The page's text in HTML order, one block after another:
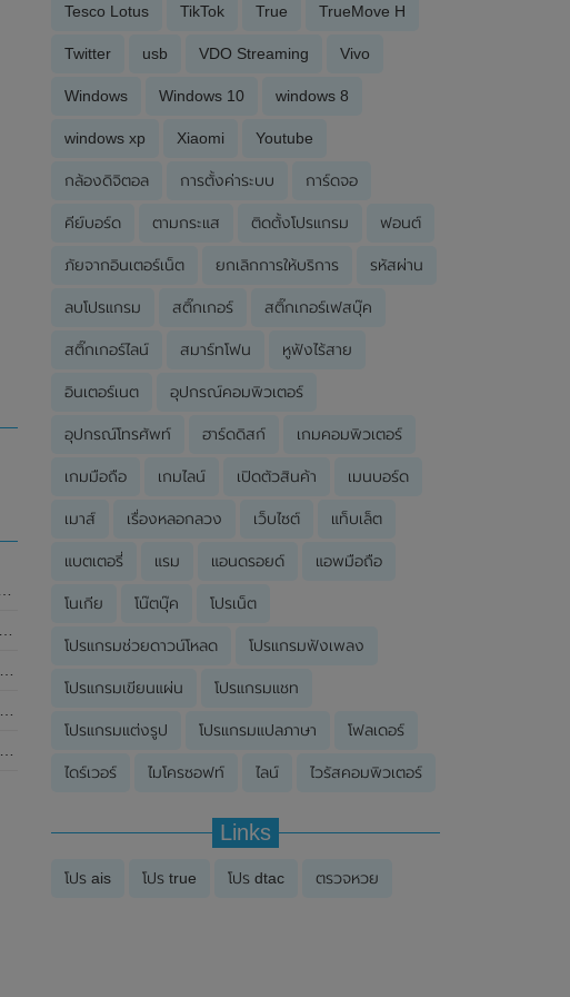
Tesco Lotus TikTok True TrueMove H
Twitter usb VDO Streaming Vivo
Windows Windows 10 windows 8
windows xp Xiaomi Youtube
กล้องดิจิตอล การตั้งค่าระบบ การ์ดจอ
คีย์บอร์ด ตามกระแส ติดตั้งโปรแกรม ฟอนต์
ภัยจากอินเตอร์เน็ต ยกเลิกการให้บริการ รหัสผ่าน
ลบโปรแกรม สติ๊กเกอร์ สติ๊กเกอร์เฟสบุ๊ค
สติ๊กเกอร์ไลน์ สมาร์ทโฟน หูฟังไร้สาย
อินเตอร์เนต อุปกรณ์คอมพิวเตอร์
อุปกรณ์โทรศัพท์ ฮาร์ดดิสก์ เกมคอมพิวเตอร์
เกมมือถือ เกมไลน์ เปิดตัวสินค้า เมนบอร์ด
เมาส์ เรื่องหลอกลวง เว็บไซต์ แท็บเล็ต
แบตเตอรี่ แรม แอนดรอยด์ แอพมือถือ
โนเกีย โน๊ตบุ๊ค โปรเน็ต
โปรแกรมช่วยดาวน์โหลด โปรแกรมฟังเพลง
โปรแกรมเขียนแผ่น โปรแกรมแชท
โปรแกรมแต่งรูป โปรแกรมแปลภาษา โฟลเดอร์
ไดร์เวอร์ ไมโครซอฟท์ ไลน์ ไวรัสคอมพิวเตอร์
Links
โปร ais โปร true โปร dtac ตรวจหวย